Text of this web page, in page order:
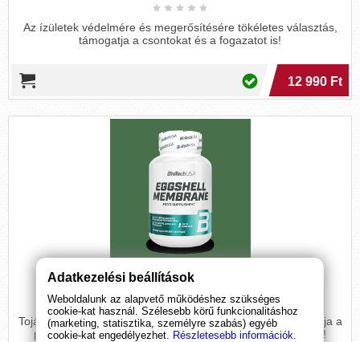
Az ízületek védelmére és megerősítésére tökéletes választás,
támogatja a csontokat és a fogazatot is!
12 990 Ft
BioTech USA
Eggshell membrane kapszula
Tojáshéj membrán por kollagénnel és C-vitaminnal, támogatja a
porcok egészségét, aktív életmódhoz tökéletes választás!
Adatkezelési beállítások
Weboldalunk az alapvető működéshez szükséges
cookie-kat használ. Szélesebb körű funkcionalitáshoz
(marketing, statisztika, személyre szabás) egyéb
cookie-kat engedélyezhet. Részletesebb információk.